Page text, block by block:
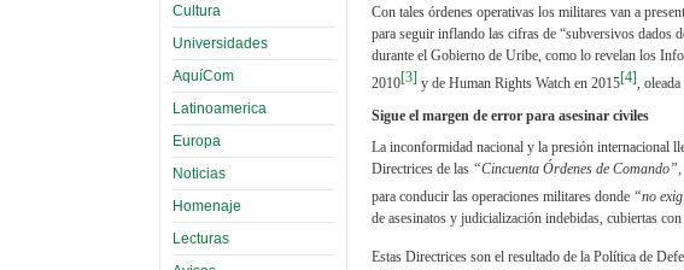
Cultura
Universidades
AquíCom
Latinoamerica
Europa
Noticias
Homenaje
Lecturas
Con tales órdenes operativas los militares van a
para seguir inflando las cifras de “subversivos dados
durante el Gobierno de Uribe, como lo revelan los
2010[3] y de Human Rights Watch en 2015[4],
Sigue el margen de error para asesinar civiles
La inconformidad nacional y la presión internacional
Directrices de las “Cincuenta Órdenes de Comando”,
para conducir las operaciones militares donde “no
de asesinatos y judicialización indebidas, cubiertas
Estas Directrices son el resultado de la Política de